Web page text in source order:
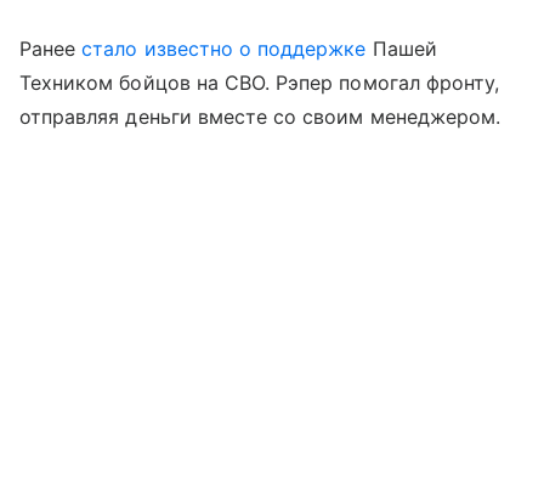
Ранеестало известно о поддержке Пашей
Техником бойцов на СВО. Рэпер помогал фронту,
отправляя деньги вместе со своим менеджером.